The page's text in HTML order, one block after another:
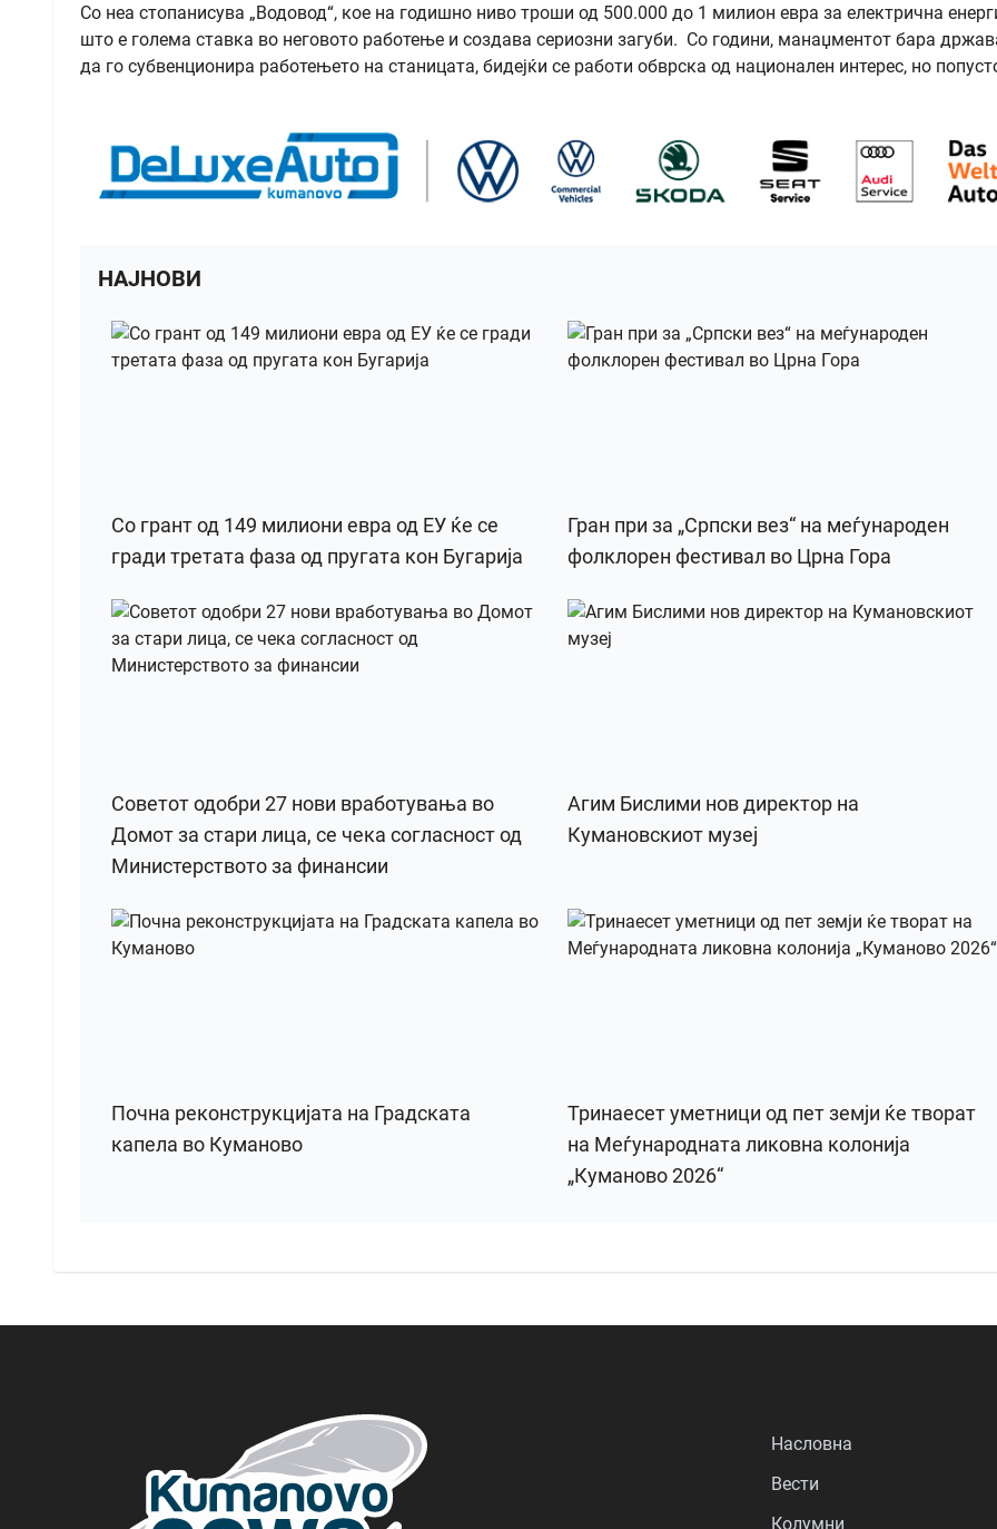
Со неа стопанисува „Водовод“, кое на годишно ниво троши од 500.000 до 1 милион евра за електрична
што е голема ставка во неговото работење и создава сериозни загуби. Со години, манаџментот бара
да го субвенционира работењето на станицата, бидејќи се работи обврска од национален интерес, но
НАЈНОВИ
Со грант од 149 милиони евра од ЕУ ќе се
гради третата фаза од пругата кон Бугарија
Гран при за „Српски вез“ на меѓународен
фолклорен фестивал во Црна Гора
Советот одобри 27 нови вработувања во
Домот за стари лица, се чека согласност од
Министерството за финансии
Агим Бислими нов директор на
Кумановскиот музеј
Почна реконструкцијата на Градската
капела во Куманово
Тринаесет уметници од пет земји ќе творат
на Меѓународната ликовна колонија
„Куманово 2026“
Насловна
Вести
Колумни